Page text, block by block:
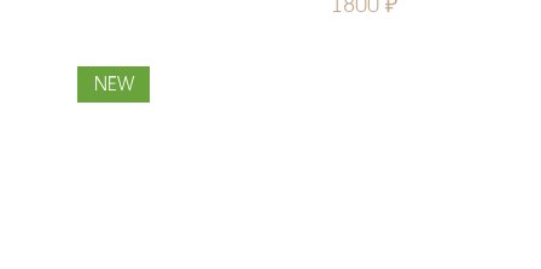
1800 ₽
NEW